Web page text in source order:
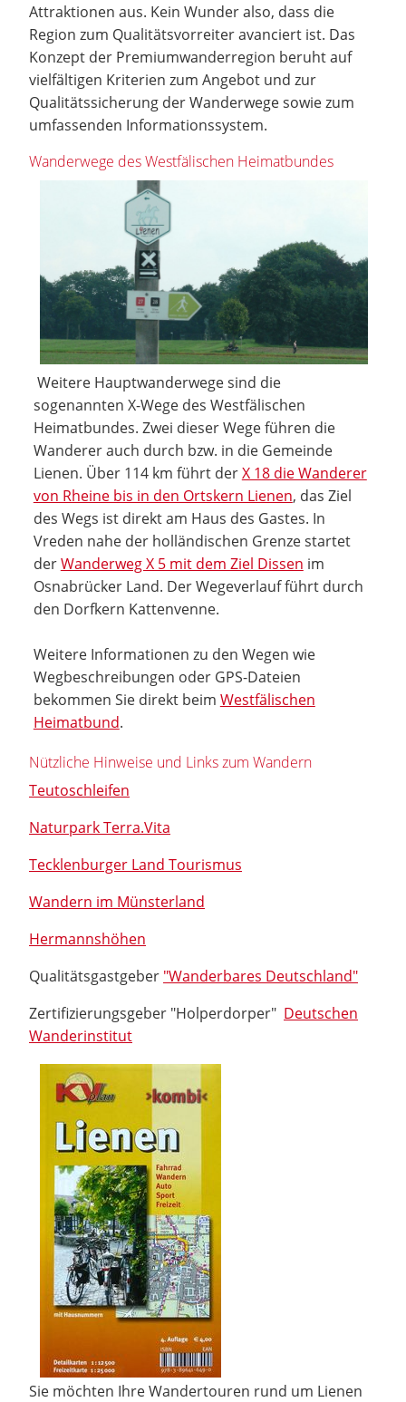
Attraktionen aus. Kein Wunder also, dass die
Region zum Qualitätsvorreiter avanciert ist. Das
Konzept der Premiumwanderregion beruht auf
vielfältigen Kriterien zum Angebot und zur
Qualitätssicherung der Wanderwege sowie zum
umfassenden Informationssystem.
Wanderwege des Westfälischen Heimatbundes
Weitere Hauptwanderwege sind die
sogenannten X-Wege des Westfälischen
Heimatbundes. Zwei dieser Wege führen die
Wanderer auch durch bzw. in die Gemeinde
Lienen. Über 114 km führt derX 18 die Wanderer
von Rheine bis in den Ortskern Lienen, das Ziel
des Wegs ist direkt am Haus des Gastes. In
Vreden nahe der holländischen Grenze startet
derWanderweg X 5 mit dem Ziel Dissen im
Osnabrücker Land. Der Wegeverlauf führt durch
den Dorfkern Kattenvenne.
Weitere Informationen zu den Wegen wie
Wegbeschreibungen oder GPS-Dateien
bekommen Sie direkt beim Westfälischen
Heimatbund.
Nützliche Hinweise und Links zum Wandern
Teutoschleifen
Naturpark Terra.Vita
Tecklenburger Land Tourismus
Wandern im Münsterland
Hermannshöhen
Qualitätsgastgeber "Wanderbares Deutschland"
Zertifizierungsgeber "Holperdorper" Deutschen
Wanderinstitut
Sie möchten Ihre Wandertouren rund um Lienen